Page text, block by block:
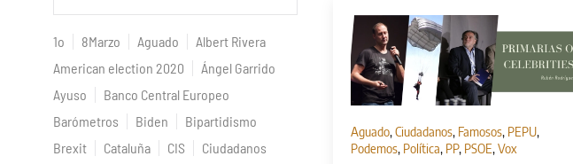
1o 8Marzo Aguado
Albert Rivera
American election 2020
Ángel Garrido
Ayuso
Banco Central Europeo
Barómetros
Biden
Bipartidismo
Brexit
Cataluña CIS
Ciudadanos
Aguado,Ciudadanos, Famosos, PEPU,
Podemos, Política, PP, PSOE,Vox